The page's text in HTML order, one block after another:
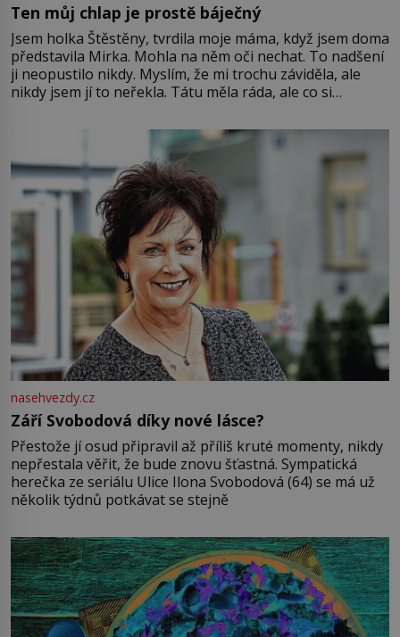
Ten můj chlap je prostě báječný
Jsem holka Štěstěny, tvrdila moje máma, když jsem doma
představila Mirka. Mohla na něm oči nechat. To nadšení
ji neopustilo nikdy. Myslím, že mi trochu záviděla, ale
nikdy jsem jí to neřekla. Tátu měla ráda, ale co si
Jsme spolu moc rádi Tehdy byla jiná doba, když
nasehvezdy.cz
Září Svobodová díky nové lásce?
Přestože jí osud připravil až příliš kruté momenty, nikdy
nepřestala věřit, že bude znovu šťastná. Sympatická
herečka ze seriálu Ulice Ilona Svobodová (64) se má už
několik týdnů potkávat se stejně